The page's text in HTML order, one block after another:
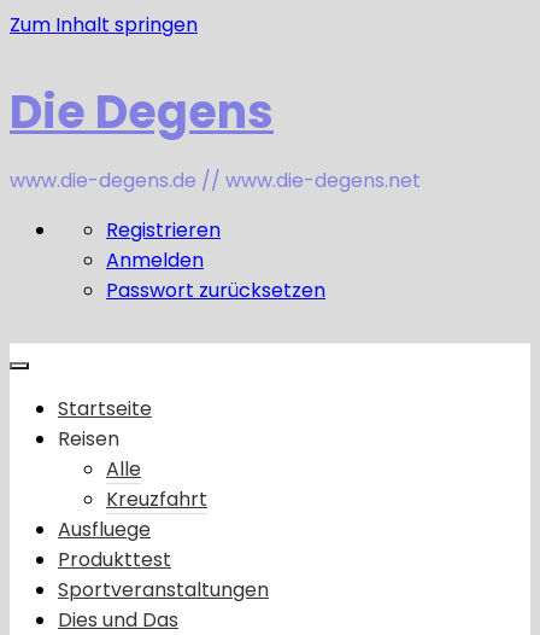
Zum Inhalt springen
Die Degens
www.die-degens.de // www.die-degens.net
Registrieren
Anmelden
Passwort zurücksetzen
Startseite
Reisen
Alle
Kreuzfahrt
Ausfluege
Produkttest
Sportveranstaltungen
Dies und Das